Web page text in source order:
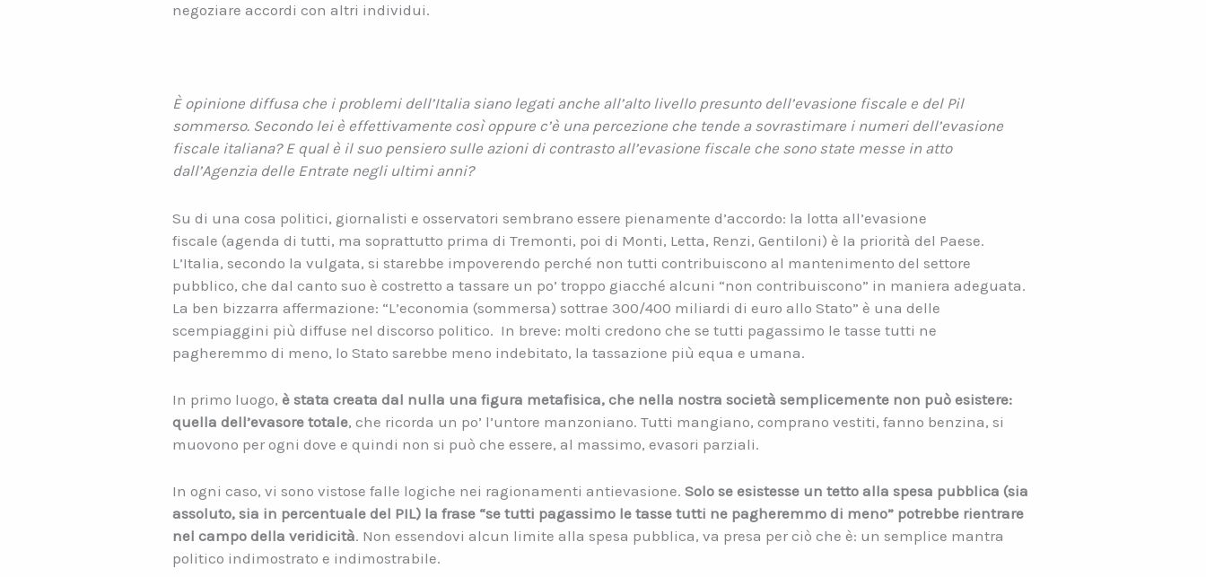
negoziare accordi con altri individui.
È opinione diffusa che i problemi dell’Italia siano legati anche all’alto livello presunto dell’evasione fiscale e del Pil
sommerso. Secondo lei è effettivamente così oppure c’è una percezione che tende a sovrastimare i numeri dell’evasione
fiscale italiana? E qual è il suo pensiero sulle azioni di contrasto all’evasione fiscale che sono state messe in atto
dall’Agenzia delle Entrate negli ultimi anni?
Su di una cosa politici, giornalisti e osservatori sembrano essere pienamente d’accordo: la lotta all’evasione
fiscale (agenda di tutti, ma soprattutto prima di Tremonti, poi di Monti, Letta, Renzi, Gentiloni) è la priorità del Paese.
L’Italia, secondo la vulgata, si starebbe impoverendo perché non tutti contribuiscono al mantenimento del settore
pubblico, che dal canto suo è costretto a tassare un po’ troppo giacché alcuni “non contribuiscono” in maniera adeguata.
La ben bizzarra affermazione: “L’economia (sommersa) sottrae 300/400 miliardi di euro allo Stato” è una delle
scempiaggini più diffuse nel discorso politico. In breve: molti credono che se tutti pagassimo le tasse tutti ne
pagheremmo di meno, lo Stato sarebbe meno indebitato, la tassazione più equa e umana.
In primo luogo, è stata creata dal nulla una figura metafisica, che nella nostra società semplicemente non può esistere:
quella dell’evasore totale, che ricorda un po’ l’untore manzoniano. Tutti mangiano, comprano vestiti, fanno benzina, si
muovono per ogni dove e quindi non si può che essere, al massimo, evasori parziali.
In ogni caso, vi sono vistose falle logiche nei ragionamenti antievasione. Solo se esistesse un tetto alla spesa pubblica (sia
assoluto, sia in percentuale del PIL) la frase “se tutti pagassimo le tasse tutti ne pagheremmo di meno” potrebbe rientrare
nel campo della veridicità. Non essendovi alcun limite alla spesa pubblica, va presa per ciò che è: un semplice mantra
politico indimostrato e indimostrabile.